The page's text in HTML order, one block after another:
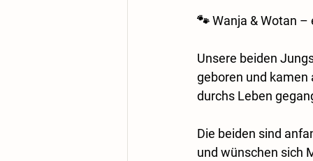
🐾 Wanja & Wotan
Unsere beiden
geboren und
durchs Leben
Die beiden sind
und wünschen sich